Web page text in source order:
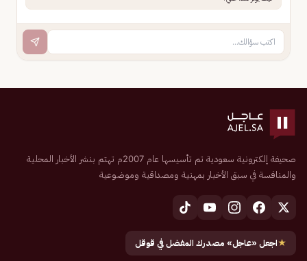
صحيفة إلكترونية سعودية تم تأسيسها عام 2007م تهتم بنشر الأخبار المحلية
والمنافسة في سبق الأخبار بمهنية ومصداقية وموضوعية
★اجعل «عاجل» مصدرك المفضل في قوقل